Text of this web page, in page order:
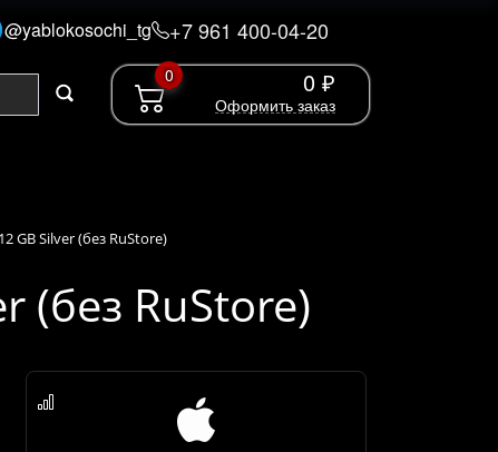
@yablokosochi_tg +7 961 400-04-20
0 0 ₽
Оформить заказ
GB Silver (без RuStore)
(без RuStore)